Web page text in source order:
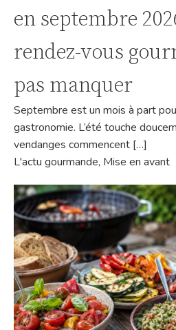
en septembre
rendez-vous
pas manquer
Septembre est un mois à part
gastronomie. L’été touche
vendanges commencent […]
L'actu gourmande, Mise en avant